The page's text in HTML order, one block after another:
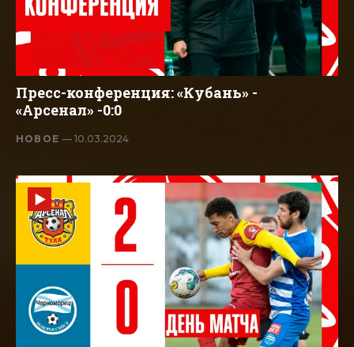
Пресс-конференция: «Кубань» -
«Арсенал» -0:0
НОВОЕ— 10.03.2024